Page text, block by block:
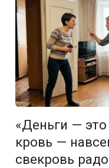
«Деньги —
кровь —
свекровь